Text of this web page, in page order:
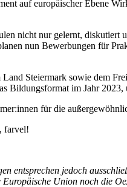
auf europäischer Ebene
nicht nur gelernt, diskutiert
nun Bewerbungen für
Steiermark sowie dem
im Jahr
für die
farvel!
entsprechen jedoch
Union noch die